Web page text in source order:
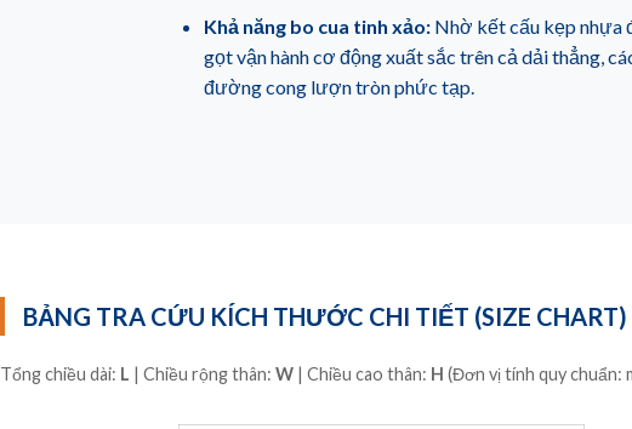
Khả năng bo cua tinh xảo:Nhờ kết cấu kẹp nhựa
gọt vận hành cơ động xuất sắc trên cả dải thẳng,
đường cong lượn tròn phức tạp.
BẢNG TRA CỨU KÍCH THƯỚC CHI TIẾT (SIZE CHART)
Tổng chiều dài: L | Chiều rộng thân: W | Chiều cao thân: H (Đơn vị tính quy chuẩn: